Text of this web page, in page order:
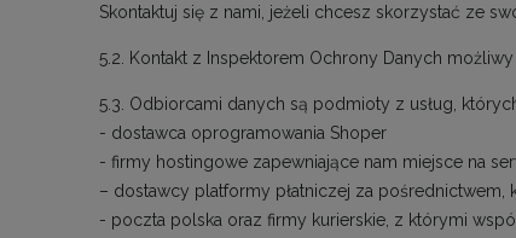
Skontaktuj się z nami, jeżeli chcesz skorzystać ze
5.2. Kontakt z Inspektorem Ochrony Danych
5.3. Odbiorcami danych są podmioty z usług,
- dostawca oprogramowania Shoper
- firmy hostingowe zapewniające nam miejsce na
– dostawcy platformy płatniczej za pośrednictwem,
- poczta polska oraz firmy kurierskie, z którymi